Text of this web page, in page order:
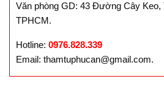
Văn phòng GD: 43 Đường Cây Keo,
TPHCM.
Hotline: 0976.828.339
Email: thamtuphucan@gmail.com.